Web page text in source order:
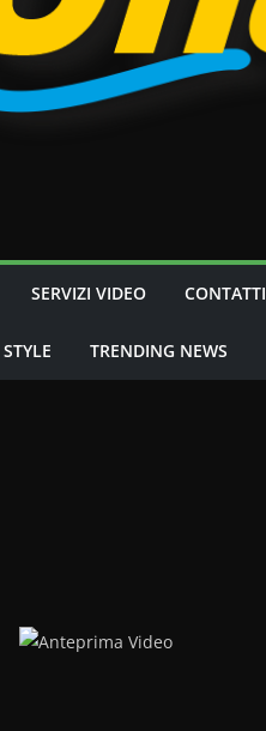
SERVIZI VIDEO CONTATTI
TRENDING NEWS